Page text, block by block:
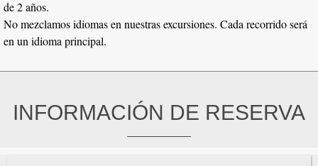
de 2 años.
No mezclamos idiomas en nuestras excursiones. Cada recorrido será
en un idioma principal.
INFORMACIÓN DE RESERVA